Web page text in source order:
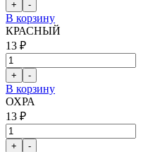
В корзину
КРАСНЫЙ
13 ₽
В корзину
ОХРА
13 ₽